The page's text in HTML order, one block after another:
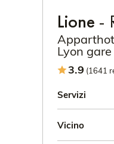
Lione -
Lyon
3.9 (1641
Servizi
Vicino